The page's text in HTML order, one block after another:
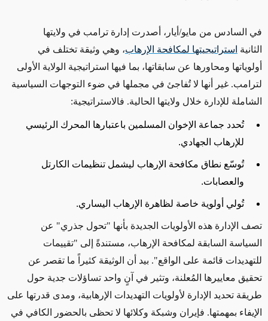
في السادس من مايو/أيار، أصدرت إدارة ترامب في ولايتها
الثانية استراتيجيتها لمكافحة الإرهاب، وهي وثيقة تختلف في
أولوياتها ومحاورها عن سابقاتها، بما فيها استراتيجية الولاية الأولى
لترامب. غير أنها لا تُفاجئ في مجملها في ضوء التوجهات السياسية
الشاملة للإدارة خلال ولايتها الحالية. فالاستراتيجية:
تُحدد جماعة الإخوان المسلمين باعتبارها المحرك الرئيسي
للإرهاب الجهادي.
تُوسّع نطاق مكافحة الإرهاب ليشمل تنظيمات الكارتل
والعصابات.
تُولي أولوية خاصة لظاهرة الإرهاب اليساري.
تصف الإدارة هذه الأولويات الجديدة بأنها "تحول جذري" عن
السياسة السابقة لمكافحة الإرهاب، مستندةً إلى "تقييمات
للتهديدات قائمة على الواقع". بيد أن الوثيقة كثيراً ما تقصر عن
تحقيق معاييرها المُعلنة، وتثير في آنٍ واحد تساؤلات جدية حول
طريقة تحديد الإدارة لأولويات التهديدات الإرهابية، ومدى قدرتها على
الإيفاء بمهمتها. فإيران وشبكة وكلائها لا تحظى بالحضور الكافي في